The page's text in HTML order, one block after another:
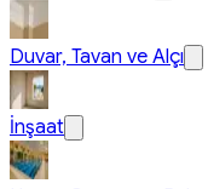
Duvar, Tavan ve Alçı
İnşaat